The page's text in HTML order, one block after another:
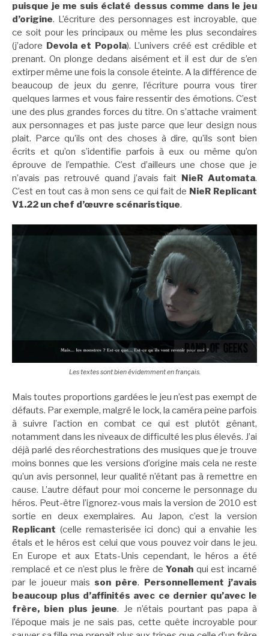
puisque je me suis éclaté dessus comme dans le jeu
d’origine. L’écriture des personnages est incroyable, que
ce soit pour les principaux ou même les plus secondaires
(j’adore Devola et Popola). L’univers créé est crédible et
prenant. On plonge dedans aisément et il est dur de s’en
extirper même une fois la console éteinte. A la différence de
beaucoup de jeux du genre, l’écriture pourra vous tirer
quelques larmes et vous faire ressentir des émotions. C’est
une des plus grandes forces du titre. On s’attache vraiment
aux personnages et pas juste parce que leur design nous
plait. Parce qu’ils ont des choses à dire, qu’ils sont bien
écrits et qu’on s’identifie parfois à eux ou même qu’on
éprouve de l’empathie. C’est d’ailleurs une chose que je
n’avais pas retrouvé quand j’avais fait NieR Automata.
C’est en tout cas à mon sens ce qui fait de NieR Replicant
V1.22 un chef d’œuvre scénaristique.
Les textes sont bien évidemment en français.
Mais toutes proportions gardées le jeu n’est pas exempt de
défauts. Par exemple, malgré le lock, la caméra peine parfois
à suivre l’action en combat ce qui est plutôt gênant,
notamment dans les niveaux de difficulté les plus élevés. J’ai
déjà parlé des réorchestrations des musiques que je trouve
moins bonnes que les versions d’origine mais cela ne reste
qu’un avis personnel, leur qualité n’étant pas à remettre en
cause. L’autre défaut pour moi concerne le personnage du
héros. Peut-être l’ignorez-vous mais la version de 2010 est
sortie en deux exemplaires. Au Japon, c’est la version
Replicant (celle remasterisée ici donc) qui a envahie les
étals et le héros est celui que vous pouvez voir dans le jeu.
En Europe et aux Etats-Unis cependant, le héros a été
remplacé et ce n’est plus le frère deYonah qui est incarné
par le joueur maisson père. Personnellement j’avais
beaucoup plus d’affinités avec ce dernier qu’avec le
frère, bien plus jeune. Je n’étais pourtant pas papa à
l’époque mais je ne sais pas, cette quête incroyable pour